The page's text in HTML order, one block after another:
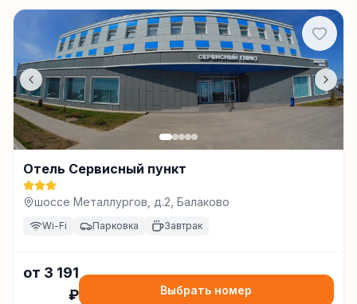
Отель Сервисный пункт
шоссе Металлургов, д.2, Балаково
Wi-Fi Парковка Завтрак
от 3 191
₽
Выбрать номер